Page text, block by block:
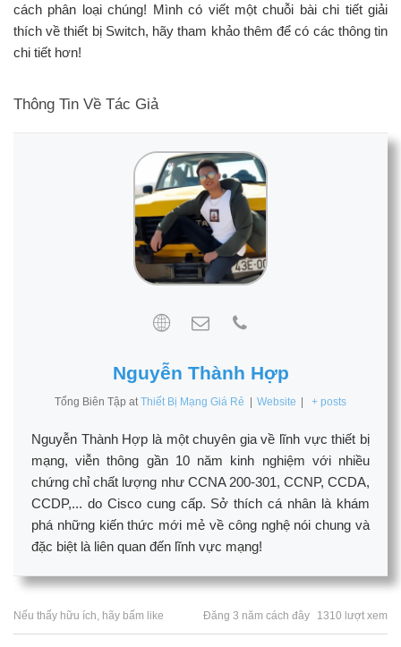
cách phân loại chúng! Mình có viết một chuỗi bài chi tiết giải
thích về thiết bị Switch, hãy tham khảo thêm để có các thông tin
chi tiết hơn!
Thông Tin Về Tác Giả
Nguyễn Thành Hợp
Tổng Biên Tập at Thiết Bị Mạng Giá Rẻ | Website | + posts
Nguyễn Thành Hợp là một chuyên gia về lĩnh vực thiết bị
mạng, viễn thông gần 10 năm kinh nghiệm với nhiều
chứng chỉ chất lượng như CCNA 200-301, CCNP, CCDA,
CCDP,... do Cisco cung cấp. Sở thích cá nhân là khám
phá những kiến thức mới mẻ về công nghệ nói chung và
đặc biệt là liên quan đến lĩnh vực mạng!
Nếu thấy hữu ích, hãy bấm like Đăng 3 năm cách đây 1310 lượt xem